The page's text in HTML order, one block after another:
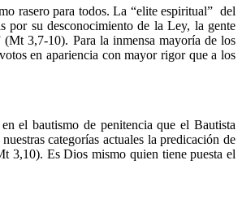
rasero para todos. La “elite espiritual” del
por su desconocimiento de la Ley, la gente
3,7-10). Para la inmensa mayoría de los
en apariencia con mayor rigor que a los
el bautismo de penitencia que el Bautista
categorías actuales la predicación de
3,10). Es Dios mismo quien tiene puesta el